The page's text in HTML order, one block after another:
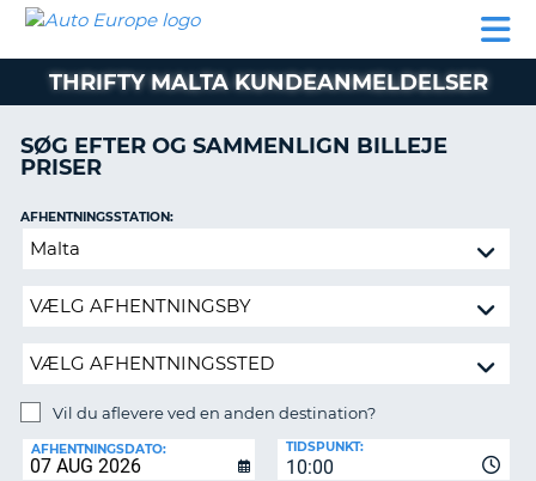
BILUDLEJNING
AUTOCAMPER
AUTO
EUROPE
BILUDLEJNING
AUTOCAMPER
LEJE
SUPPORT
MIN
DANMARK
THRIFTY MALTA KUNDEANMELDELSER
SØG EFTER OG SAMMENLIGN BILLEJE
PRISER
Vil
aflevere
anden
destination?
AFHENTNINGSSTATION:
Vil du aflevere ved en anden destination?
AFHENTNINGSDATO:
10:00
TIDSPUNKT: